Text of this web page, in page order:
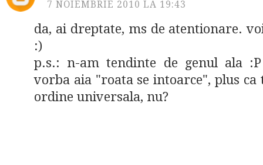
7 NOIEMBRIE 2010 LA 19:43
da, ai dreptate, ms de atentionare.
:)
p.s.: n-am tendinte de genul ala
vorba aia "roata se intoarce", plus ca
ordine universala, nu?